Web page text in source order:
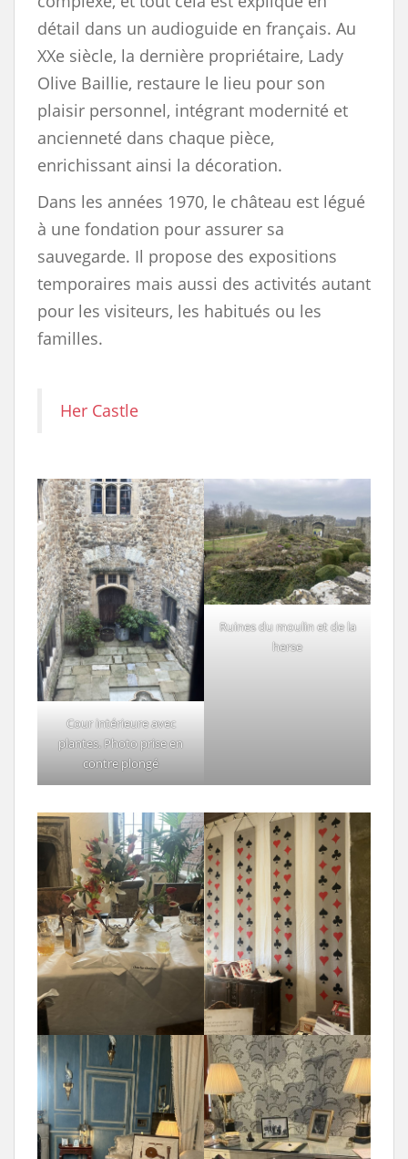
détail dans un audioguide en français. Au
XXe siècle, la dernière propriétaire, Lady
Olive Baillie, restaure le lieu pour son
plaisir personnel, intégrant modernité et
ancienneté dans chaque pièce,
enrichissant ainsi la décoration.
Dans les années 1970, le château est légué
à une fondation pour assurer sa
sauvegarde. Il propose des expositions
temporaires mais aussi des activités autant
pour les visiteurs, les habitués ou les
familles.
Her Castle
Cour intérieure avec
plantes. Photo prise en
contre plongé
Ruines du moulin et de la
herse